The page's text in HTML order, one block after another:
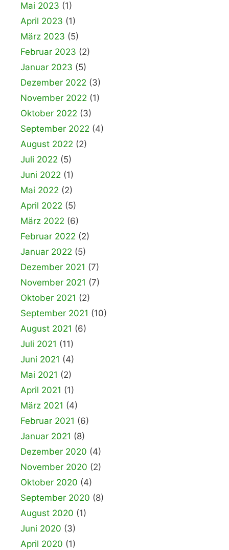
Mai 2023 (1)
April 2023 (1)
März 2023 (5)
Februar 2023 (2)
Januar 2023 (5)
Dezember 2022 (3)
November 2022 (1)
Oktober 2022 (3)
September 2022 (4)
August 2022 (2)
Juli 2022 (5)
Juni 2022 (1)
Mai 2022 (2)
April 2022 (5)
März 2022 (6)
Februar 2022 (2)
Januar 2022 (5)
Dezember 2021 (7)
November 2021 (7)
Oktober 2021 (2)
September 2021 (10)
August 2021 (6)
Juli 2021 (11)
Juni 2021 (4)
Mai 2021 (2)
April 2021 (1)
März 2021 (4)
Februar 2021 (6)
Januar 2021 (8)
Dezember 2020 (4)
November 2020 (2)
Oktober 2020 (4)
September 2020 (8)
August 2020 (1)
Juni 2020 (3)
April 2020 (1)